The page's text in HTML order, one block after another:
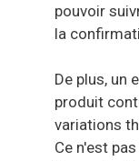
pouvoir
la
De plus, un
produit
variations
Ce n'est